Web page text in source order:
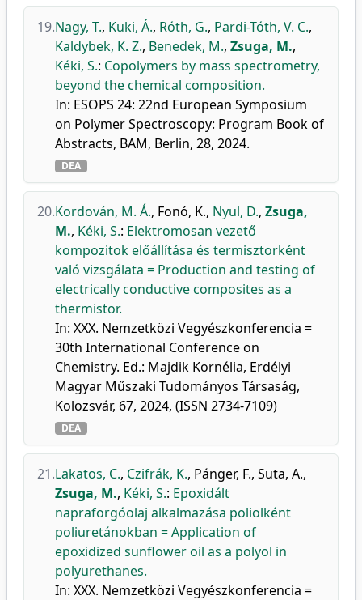
19.Nagy, T., Kuki, Á., Róth, G., Pardi-Tóth, V. C.,
Kaldybek, K. Z., Benedek, M., Zsuga, M.,
Kéki, S.: Copolymers by mass spectrometry,
beyond the chemical composition.
In: ESOPS 24: 22nd European Symposium
on Polymer Spectroscopy: Program Book of
Abstracts, BAM, Berlin, 28, 2024.
DEA
20.Kordován, M. Á., Fonó, K., Nyul, D., Zsuga,
M., Kéki, S.: Elektromosan vezető
kompozitok előállítása és termisztorként
való vizsgálata = Production and testing of
electrically conductive composites as a
thermistor.
In: XXX. Nemzetközi Vegyészkonferencia =
30th International Conference on
Chemistry. Ed.: Majdik Kornélia, Erdélyi
Magyar Műszaki Tudományos Társaság,
Kolozsvár, 67, 2024, (ISSN 2734-7109)
DEA
21.Lakatos, C., Czifrák, K., Pánger, F., Suta, A.,
Zsuga, M., Kéki, S.: Epoxidált
napraforgóolaj alkalmazása poliolként
poliuretánokban = Application of
epoxidized sunflower oil as a polyol in
polyurethanes.
In: XXX. Nemzetközi Vegyészkonferencia =